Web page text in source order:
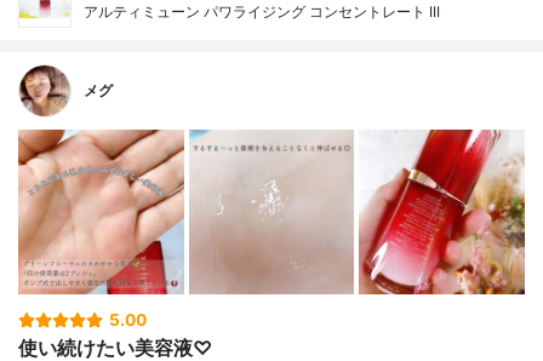
アルティミューン パワライジング コンセントレート III
メグ
5.00
使い続けたい美容液♡